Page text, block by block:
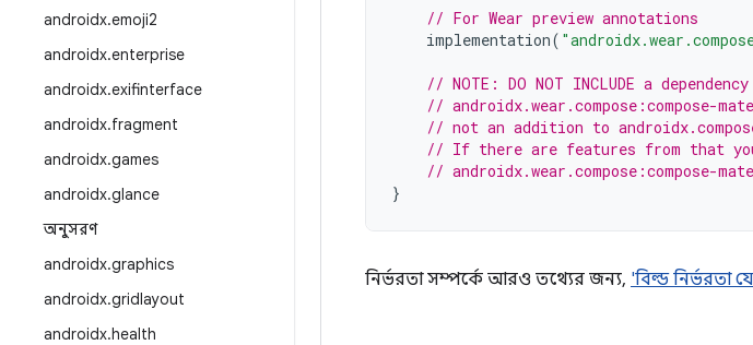
androidx.emoji2
androidx.enterprise
androidx.exifinterface
androidx.fragment
androidx.games
androidx.glance
অনুসরণ
androidx.graphics
androidx.gridlayout
androidx.health
// For Wear preview annotations
implementation(
// NOTE: DO NOT INCLUDE a
// androidx.wear.compose:compose-
// not an addition to
// If there are features from that
// androidx.wear.compose:compose-
}
নির্ভরতা সম্পর্কে আরও তথ্যের জন্য, 'বিল্ড নির্ভরতা